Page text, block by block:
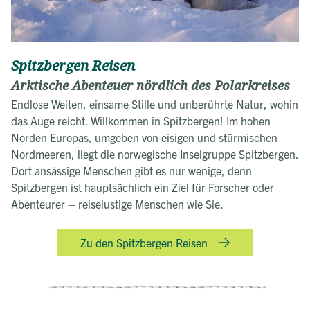
Spitzbergen Reisen
Arktische Abenteuer nördlich des Polarkreises
Endlose Weiten, einsame Stille und unberührte Natur, wohin
das Auge reicht. Willkommen in Spitzbergen! Im hohen
Norden Europas, umgeben von eisigen und stürmischen
Nordmeeren, liegt die norwegische Inselgruppe Spitzbergen.
Dort ansässige Menschen gibt es nur wenige, denn
Spitzbergen ist hauptsächlich ein Ziel für Forscher oder
Abenteurer – reiselustige Menschen wie Sie.
Zu den Spitzbergen Reisen